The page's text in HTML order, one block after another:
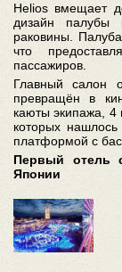
Helios вмещает
дизайн палубы
раковины.
что
пассажиров.
Главный салон
превращён в
каюты экипажа, 4
которых
платформой с
Первый отель
Японии